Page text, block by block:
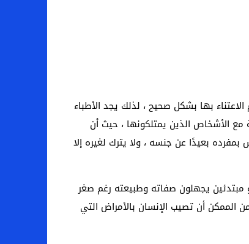
بها بشكل صحيح ، لذلك يجد الأطباء
مع الأشخاص الذين يمتلكونها ، حيث أن
بعيدًا عن جنسه ، ولا يترك لغيره إلا
مبتدئين يجهلون صفاته وطبيعته رغم صغر
الممكن أن تصيب الإنسان بالأمراض التي